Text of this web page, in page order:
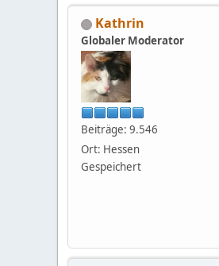
Kathrin
Globaler Moderator
Beiträge: 9.546
Ort: Hessen
Gespeichert